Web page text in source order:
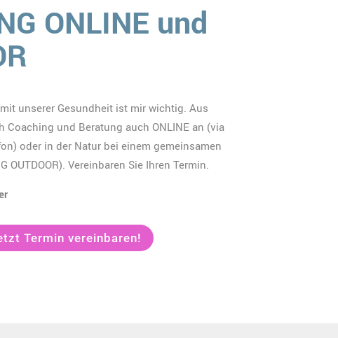
ONLINE und
unserer Gesundheit ist mir wichtig. Aus
Coaching und Beratung auch ONLINE an (via
oder in der Natur bei einem gemeinsamen
OUTDOOR). Vereinbaren Sie Ihren Termin.
Termin vereinbaren!